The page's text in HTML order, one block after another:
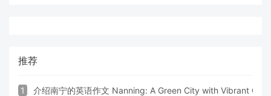
推荐
1 介绍南宁的英语作文 Nanning: A Green City with Vibrant